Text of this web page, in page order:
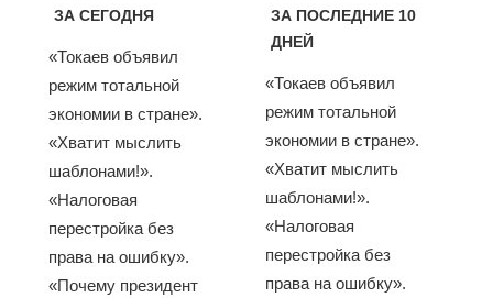
ЗА СЕГОДНЯ
«Токаев объявил
режим тотальной
экономии в стране».
«Хватит мыслить
шаблонами!».
«Налоговая
перестройка без
права на ошибку».
«Почему президент
ЗА ПОСЛЕДНИЕ 10
ДНЕЙ
«Токаев объявил
режим тотальной
экономии в стране».
«Хватит мыслить
шаблонами!».
«Налоговая
перестройка без
права на ошибку».